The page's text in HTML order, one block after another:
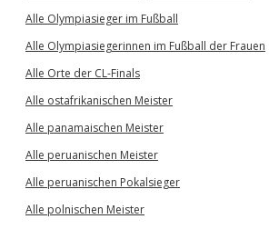
Alle Olympiasieger im Fußball
Alle Olympiasiegerinnen im Fußball der Frauen
Alle Orte der CL-Finals
Alle ostafrikanischen Meister
Alle panamaischen Meister
Alle peruanischen Meister
Alle peruanischen Pokalsieger
Alle polnischen Meister